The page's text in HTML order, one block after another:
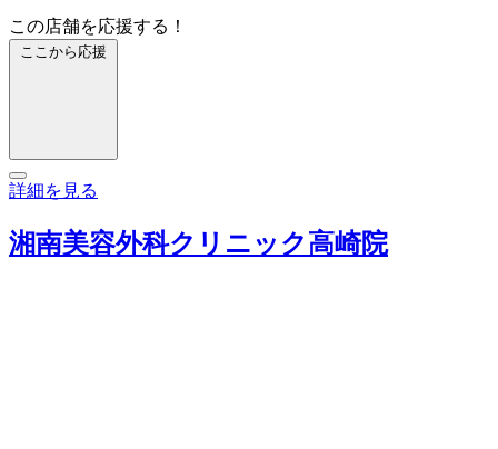
この店舗を応援する！
ここから応援
詳細を見る
湘南美容外科クリニック高崎院